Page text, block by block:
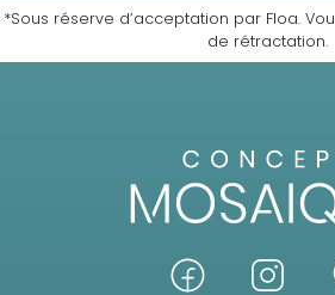
*Sous réserve d’acceptation par Floa.
de rétractation.